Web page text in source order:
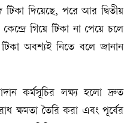
দিয়েছে, পরে আর দ্বিতীয়
গিয়ে টিকা না পেয়ে চলে
অবশ্যই নিতে বলে জানান
কর্মসূচির লক্ষ্য হলো দ্রুত
ক্ষমতা তৈরি করা এবং পূর্বের